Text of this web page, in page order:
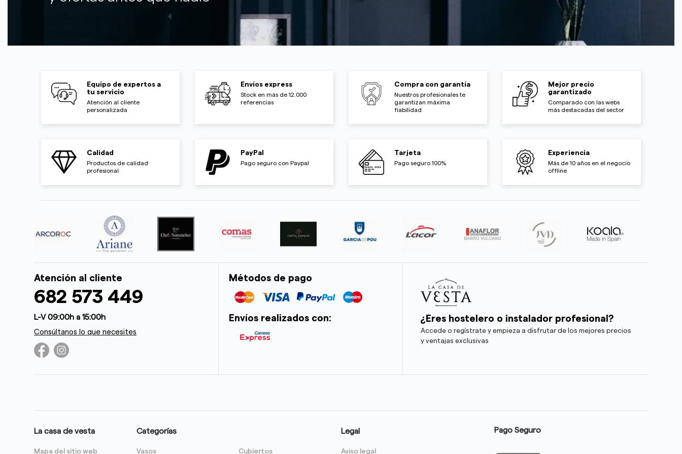
Equipo de expertos a
tu servicio
Atención al cliente
personalizada
Envíos express
Stock en más de 12.000
referencias
Compra con garantía
Nuestros profesionales te
garantizan máxima
fiabilidad
Mejor precio
garantizado
Comparado con las webs
más destacadas del sector
Calidad
Productos de calidad
profesional
PayPal
Pago seguro con Paypal
Tarjeta
Pago seguro 100%
Experiencia
Más de 10 años en el negocio
offline
Atención al cliente
682 573 449
L-V 09:00h a 15:00h
Consúltanos lo que necesites
Métodos de pago
Envíos realizados con: ¿Eres hostelero o instalador profesional?
Accede o regístrate y empieza a disfrutar de los mejores precios
y ventajas exclusivas
La casa de vesta
Mapa del sitio web
Categorías
Vasos Cubiertos
Legal
Aviso legal
Pago Seguro